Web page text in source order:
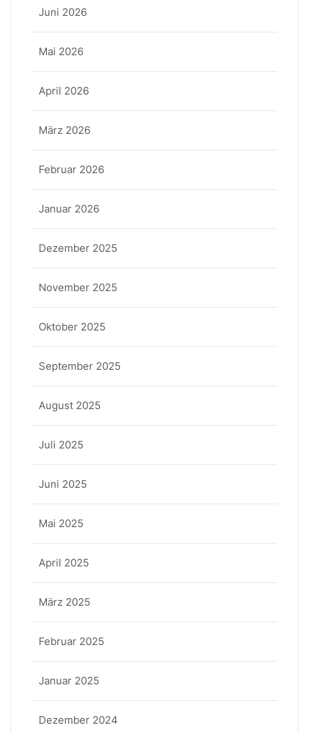
Juni 2026
Mai 2026
April 2026
März 2026
Februar 2026
Januar 2026
Dezember 2025
November 2025
Oktober 2025
September 2025
August 2025
Juli 2025
Juni 2025
Mai 2025
April 2025
März 2025
Februar 2025
Januar 2025
Dezember 2024